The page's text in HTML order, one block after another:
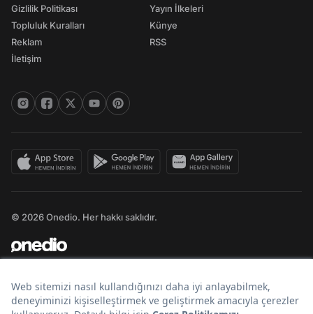
Gizlilik Politikası
Topluluk Kuralları
Reklam
İletişim
Yayın İlkeleri
Künye
RSS
© 2026 Onedio. Her hakkı saklıdır.
Bir markasıdır.